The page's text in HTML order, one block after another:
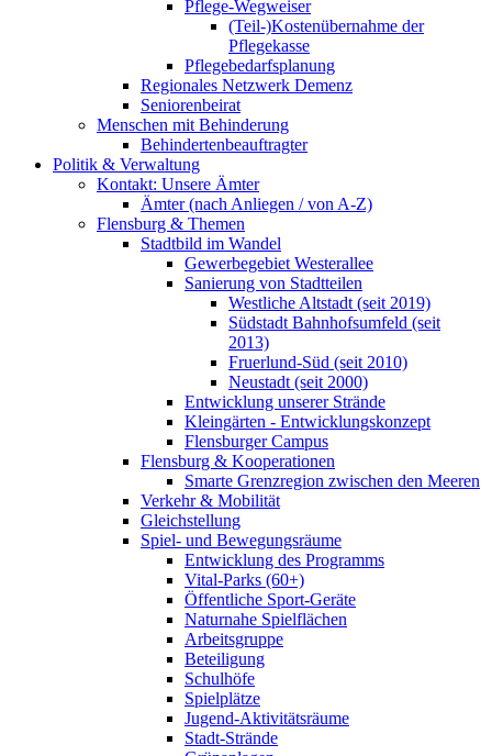
Pflege-Wegweiser
(Teil-)Kostenübernahme der
Pflegekasse
Pflegebedarfsplanung
Regionales Netzwerk Demenz
Seniorenbeirat
Menschen mit Behinderung
Behindertenbeauftragter
Politik & Verwaltung
Kontakt: Unsere Ämter
Ämter (nach Anliegen / von A-Z)
Flensburg & Themen
Stadtbild im Wandel
Gewerbegebiet Westerallee
Sanierung von Stadtteilen
Westliche Altstadt (seit 2019)
Südstadt Bahnhofsumfeld (seit
2013)
Fruerlund-Süd (seit 2010)
Neustadt (seit 2000)
Entwicklung unserer Strände
Kleingärten - Entwicklungskonzept
Flensburger Campus
Flensburg & Kooperationen
Smarte Grenzregion zwischen den Meeren
Verkehr & Mobilität
Gleichstellung
Spiel- und Bewegungsräume
Entwicklung des Programms
Vital-Parks (60+)
Öffentliche Sport-Geräte
Naturnahe Spielflächen
Arbeitsgruppe
Beteiligung
Schulhöfe
Spielplätze
Jugend-Aktivitätsräume
Stadt-Strände